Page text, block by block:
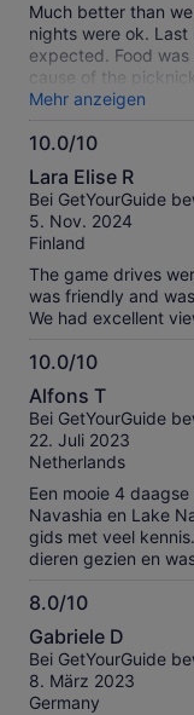
Much better than
nights were ok.
expected. Food
cause of the
best! The Land
and lots of animals
lions at close range.
traditional song and
and saw their
Naivacha was nice
an experience of a
Mehr anzeigen
10.0/10
10.0
von
10
Lara Elise R
Bei GetYourGuide
5. Nov. 2024
Finland
The game drives
was friendly and
We had excellent
10.0/10
10.0
von
10
Alfons T
Bei GetYourGuide
22. Juli 2023
Netherlands
Een mooie 4
Navashia en Lake
gids met veel
dieren gezien en
8.0/10
8.0
von
10
Gabriele D
Bei GetYourGuide
8. März 2023
Germany